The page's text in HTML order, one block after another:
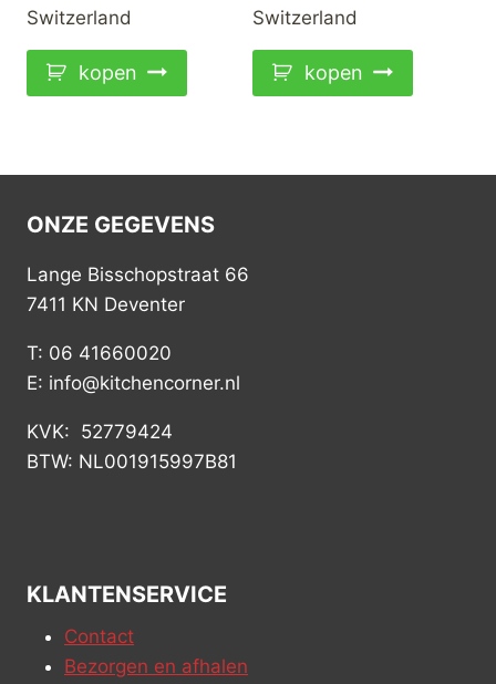
Switzerland
kopen
Switzerland
kopen
ONZE GEGEVENS
Lange Bisschopstraat 66
7411 KN Deventer
T: 06 41660020
E: info@kitchencorner.nl
KVK: 52779424
BTW: NL001915997B81
KLANTENSERVICE
Contact
Bezorgen en afhalen